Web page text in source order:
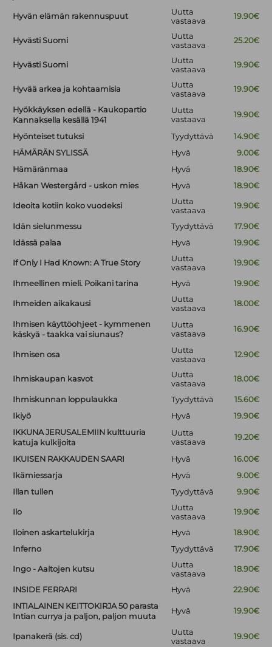
Hyvän elämän rakennuspuut
Uutta
vastaava
19.90€
Hyvästi Suomi
Uutta
vastaava
25.20€
Hyvästi Suomi
Uutta
vastaava
19.90€
Hyvää arkea ja kohtaamisia
Uutta
vastaava
19.90€
Hyökkäyksen edellä - Kaukopartio
Kannaksella kesällä 1941
Uutta
vastaava
19.90€
Hyönteiset tutuksi Tyydyttävä
14.90€
HÄMÄRÄN SYLISSÄ
Hyvä
9.00€
Hämäränmaa
Hyvä
18.90€
Håkan Westergård - uskon mies
Hyvä 18.90€
Ideoita kotiin koko vuodeksi
Uutta
vastaava
19.90€
Idän sielunmessu Tyydyttävä
17.90€
Idässä palaa
Hyvä 19.90€
If Only I Had Known: A True Story
Uutta
vastaava
19.90€
Ihmeellinen mieli. Poikani tarina Hyvä 19.90€
Ihmeiden aikakausi
Uutta
vastaava
18.00€
Ihmisen käyttöohjeet - kymmenen
käskyä - taakka vai siunaus?
Uutta
vastaava
16.90€
Ihmisen osa
Uutta
vastaava
12.90€
Ihmiskaupan kasvot
Uutta
vastaava
18.00€
Ihmiskunnan loppulaukka Tyydyttävä
15.60€
Ikiyö
Hyvä
19.90€
IKKUNA JERUSALEMIIN kulttuuria
katuja kulkijoita
Uutta
vastaava
19.20€
IKUISEN RAKKAUDEN SAARI Hyvä
16.00€
Ikämiessarja
Hyvä
9.00€
Illan tullen
Tyydyttävä 9.90€
Ilo
Uutta
vastaava
19.90€
Iloinen askartelukirja Hyvä
18.90€
Inferno
Tyydyttävä 17.90€
Ingo - Aaltojen kutsu
Uutta
vastaava
18.90€
INSIDE FERRARI Hyvä
22.90€
INTIALAINEN KEITTOKIRJA 50 parasta
Intian currya ja paljon, paljon muuta
Hyvä 19.90€
Ipanakerä (sis. cd)
Uutta
vastaava
19.90€